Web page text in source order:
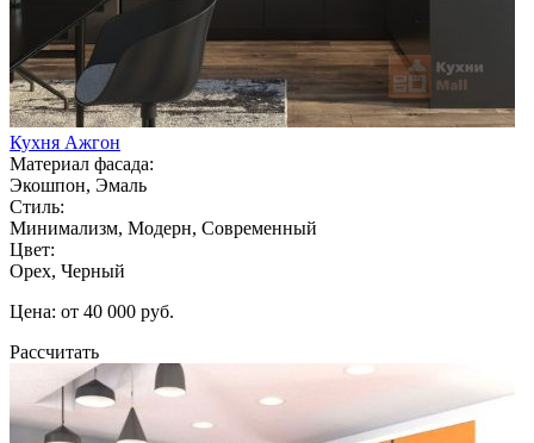
Кухня Ажгон
Материал фасада:
Экошпон, Эмаль
Стиль:
Минимализм, Модерн, Современный
Цвет:
Орех, Черный
Цена: от 40 000 руб.
Рассчитать